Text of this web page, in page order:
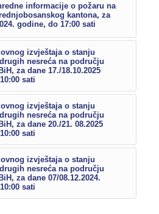
informacije o požaru na
kantona, za
godine, do 17:00 sati
izvještaja o stanju
nesreća na području
za dane 17./18.10.2025
sati
izvještaja o stanju
nesreća na području
za dane 20./21. 08.2025
sati
izvještaja o stanju
nesreća na području
za dane 07/08.12.2024.
sati